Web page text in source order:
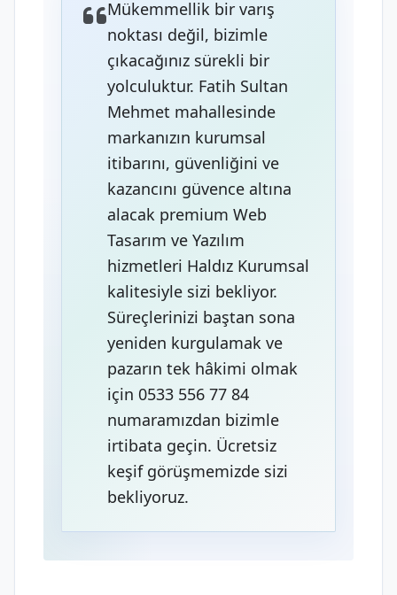
Mükemmellik bir varış
noktası değil, bizimle
çıkacağınız sürekli bir
yolculuktur. Fatih Sultan
Mehmet mahallesinde
markanızın kurumsal
itibarını, güvenliğini ve
kazancını güvence altına
alacak premium Web
Tasarım ve Yazılım
hizmetleri Haldız Kurumsal
kalitesiyle sizi bekliyor.
Süreçlerinizi baştan sona
yeniden kurgulamak ve
pazarın tek hâkimi olmak
için 0533 556 77 84
numaramızdan bizimle
irtibata geçin. Ücretsiz
keşif görüşmemizde sizi
bekliyoruz.